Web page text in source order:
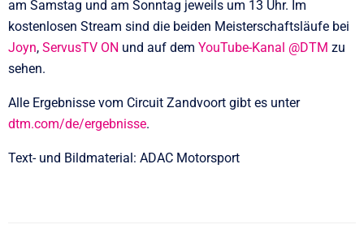
am Samstag und am Sonntag jeweils um 13 Uhr. Im
kostenlosen Stream sind die beiden Meisterschaftsläufe bei
Joyn, ServusTV ON und auf dem YouTube-Kanal @DTM zu
sehen.
Alle Ergebnisse vom Circuit Zandvoort gibt es unter
dtm.com/de/ergebnisse.
Text- und Bildmaterial: ADAC Motorsport